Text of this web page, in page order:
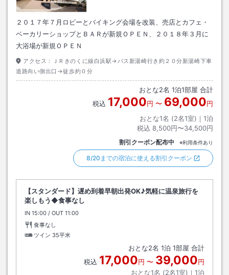
２０１７年７月ロビーとバイキング会場を改装、売店とカフェ・
ベーカリーショップとＢＡＲが新規ＯＰＥＮ、２０１８年３月に
大浴場が新規ＯＰＥＮ
アクセス：
ＪＲきのくに線白浜駅→バス新湯崎行き約２０分新湯崎下車
道路向い側出口→徒歩約０分
おとな2名 1泊1部屋 合計
税込 17,000円 〜 69,000円
おとな1名 (2名1室)｜ 1泊
税込 8,500円〜34,500円
割引クーポン配布中 ※利用条件あり
8/20までの宿泊に使える割引クーポン
【スタンダード】遅め到着早朝出発OK♪気軽に温泉旅行を
楽しもう◆食事なし
IN チェックイン
15:00 / OUT チェックアウト
11:00
食事なし
ツイン 35平米
おとな2名 1泊 1部屋 合計
税込 17,000円 〜 39,000円
おとな1名 (2名1室)｜ 1泊